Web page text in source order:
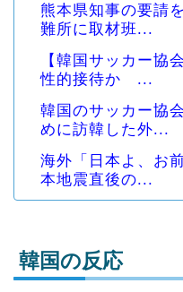
熊本県知事の要請
難所に取材班...
【韓国サッカー協
性的接待か ...
韓国のサッカー協
めに訪韓した外...
海外「日本よ、お
本地震直後の...
韓国の反応